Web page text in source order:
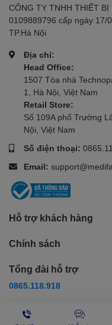
CÔNG TY TNHH THIẾT BỊ Y TẾ
0109889796 cấp ngày 17/
TP.Hà Nội
Địa chỉ:
Head Office:
1507 Tòa nhà
1, Hà Nội, Việt Nam
Retail Store:
Số 109A phố Trường
Nội, Việt Nam
Số điện thoại:
Email:
Hỗ trợ khách hàng
Chính sách
Tổng đài hỗ trợ
0865.118.918
Phương thức thanh